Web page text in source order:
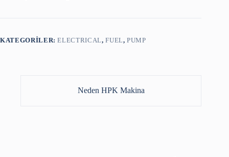
KATEGORILER:ELECTRICAL,FUEL,PUMP
Neden HPK Makina